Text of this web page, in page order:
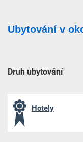
Ubytování v
Druh ubytování
Hotely